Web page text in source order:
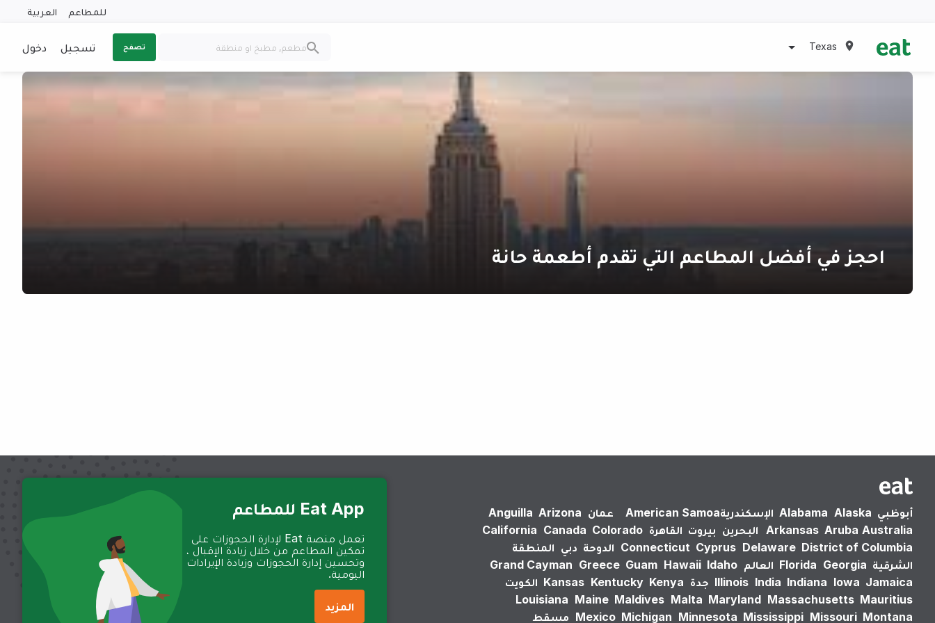
للمطاعم العربية
Texas تصفح تسجيل دخول
احجز في أفضل المطاعم التي تقدم أطعمة حانة
أبوظبي Alabama Alaska الإسكندرية‎American Samoa عمان Anguilla Arizona
Arkansas Aruba Australia البحرين بيروت القاهرة California Canada Colorado
Connecticut Cyprus Delaware District of Columbia الدوحة دبي المنطقة
الشرقية
Florida Georgia العالم Grand Cayman Greece Guam Hawaii Idaho
Illinois India Indiana Iowa Jamaica جدة Kansas Kentucky Kenya
الكويت
Louisiana Maine Maldives Malta Maryland Massachusetts Mauritius
Mexico Michigan Minnesota Mississippi Missouri Montana مسقط
Eat App للمطاعم
تعمل منصة Eat لإدارة الحجوزات على
تمكين المطاعم من خلال زيادة الإقبال ،
وتحسين إدارة الحجوزات وزيادة الإيرادات
اليومية.
المزيد